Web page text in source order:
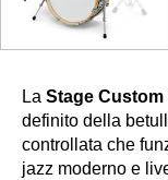
La Stage Custom
definito della
controllata che
jazz moderno e